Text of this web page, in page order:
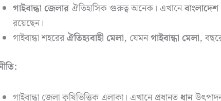
গাইবান্ধা জেলার ঐতিহাসিক গুরুত্ব অনেক। এখানে
রয়েছেন।
গাইবান্ধা শহরেরঐতিহ্যবাহী মেলা, যেমনগাইবান্ধা মেলা,
গাইবান্ধা জেলা কৃষিভিত্তিক এলাকা। এখানে প্রধানতধান